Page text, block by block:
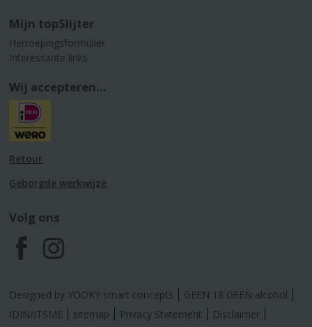
Mijn topSlijter
Herroepingsformulier
Interessante links
Wij accepteren...
Retour
Geborgde werkwijze
Volg ons
F
a
c
I
n
s
Designed by YOOKY smart concepts
GEEN 18 GEEN alcohol
IDIN/ITSME
sitemap Privacy Statement
Disclaimer